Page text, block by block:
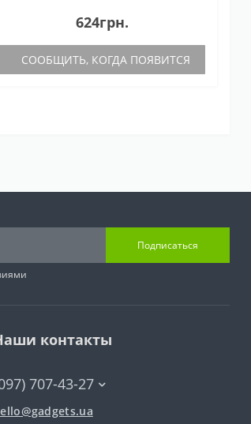
624грн.
СООБЩИТЬ, КОГДА ПОЯВИТСЯ
Подписаться
контакты
707-43-27